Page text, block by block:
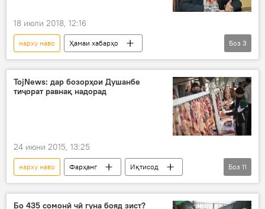
18 июли 2018, 12:16
нарху наво
Ҳамаи хабарҳо
Дар Тоҷикистон
Энергетика
Иқтисод
Боз 3
TojNews: дар бозорҳои Душанбе
тиҷорат равнақ надорад
24 июни 2015, 13:25
нарху наво Фарҳанг
Иқтисод
Дар Тоҷикистон
Иҷтимоъ
Ҳамаи хабарҳо
Душанбе
"Саховат"
Боз 11
Бо 435 сомонӣ чӣ гуна бояд зист?